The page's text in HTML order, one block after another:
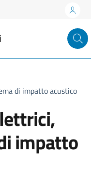
di impatto acustico
impatto